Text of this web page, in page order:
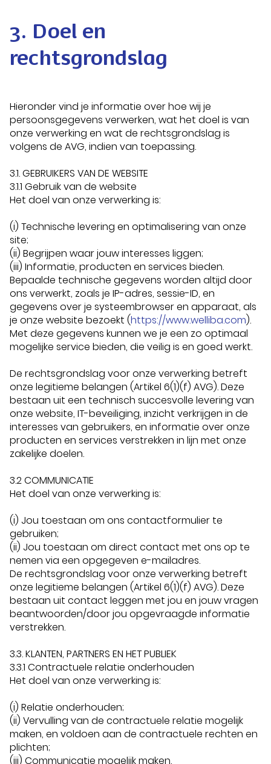
3. Doel en
rechtsgrondslag
Hieronder vind je informatie over hoe wij je
persoonsgegevens verwerken, wat het doel is van
onze verwerking en wat de rechtsgrondslag is
volgens de AVG, indien van toepassing.
3.1. GEBRUIKERS VAN DE WEBSITE
3.1.1 Gebruik van de website
Het doel van onze verwerking is:
(i) Technische levering en optimalisering van onze
site;
(ii) Begrijpen waar jouw interesses liggen;
(iii) Informatie, producten en services bieden.
Bepaalde technische gegevens worden altijd door
ons verwerkt, zoals je IP-adres, sessie-ID, en
gegevens over je systeembrowser en apparaat, als
je onze website bezoekt (https://www.welliba.com).
Met deze gegevens kunnen we je een zo optimaal
mogelijke service bieden, die veilig is en goed werkt.
De rechtsgrondslag voor onze verwerking betreft
onze legitieme belangen (Artikel 6(1)(f) AVG). Deze
bestaan uit een technisch succesvolle levering van
onze website, IT-beveiliging, inzicht verkrijgen in de
interesses van gebruikers, en informatie over onze
producten en services verstrekken in lijn met onze
zakelijke doelen.
3.2 COMMUNICATIE
Het doel van onze verwerking is:
(i) Jou toestaan om ons contactformulier te
gebruiken;
(ii) Jou toestaan om direct contact met ons op te
nemen via een opgegeven e-mailadres.
De rechtsgrondslag voor onze verwerking betreft
onze legitieme belangen (Artikel 6(1)(f) AVG). Deze
bestaan uit contact leggen met jou en jouw vragen
beantwoorden/door jou opgevraagde informatie
verstrekken.
3.3. KLANTEN, PARTNERS EN HET PUBLIEK
3.3.1 Contractuele relatie onderhouden
Het doel van onze verwerking is:
(i) Relatie onderhouden;
(ii) Vervulling van de contractuele relatie mogelijk
maken, en voldoen aan de contractuele rechten en
plichten;
(iii) Communicatie mogelijk maken.